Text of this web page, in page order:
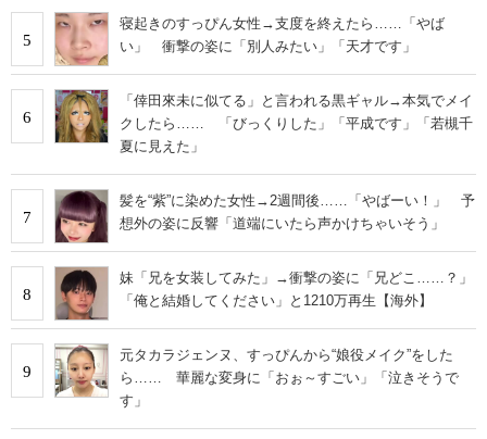
5
寝起きのすっぴん女性→支度を終えたら……「やば
い」 衝撃の姿に「別人みたい」「天才です」
6
「倖田來未に似てる」と言われる黒ギャル→本気でメイ
クしたら…… 「びっくりした」「平成です」「若槻千
夏に見えた」
7
髪を“紫”に染めた女性→2週間後……「やばーい！」 予
想外の姿に反響「道端にいたら声かけちゃいそう」
8
妹「兄を女装してみた」→衝撃の姿に「兄どこ……？」
「俺と結婚してください」と1210万再生【海外】
9
元タカラジェンヌ、すっぴんから“娘役メイク”をした
ら…… 華麗な変身に「おぉ～すごい」「泣きそうで
す」